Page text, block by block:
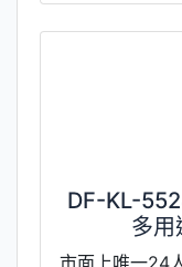
DF-KL-
多
市面上唯一24